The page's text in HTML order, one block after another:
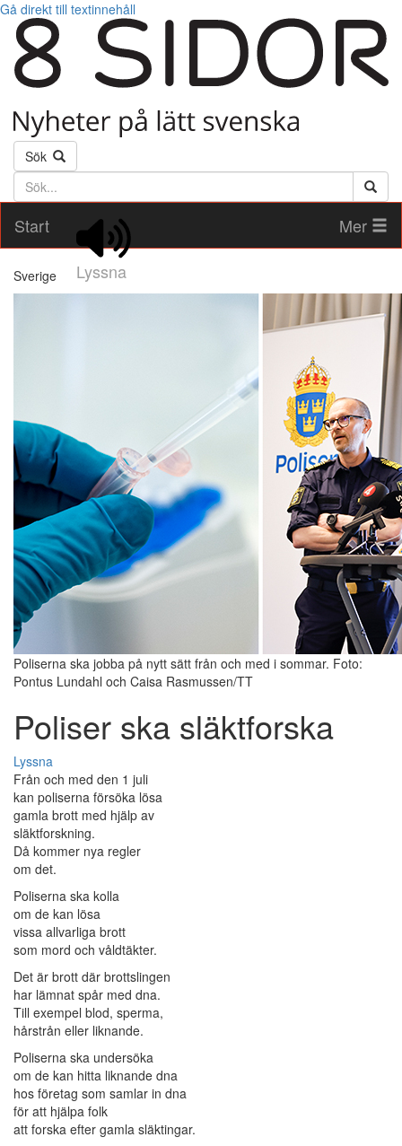
Gå direkt till textinnehåll
Sök
Söktext
Start
Lyssna
Mer
Sverige
Poliserna ska jobba på nytt sätt från och med i sommar. Foto:
Pontus Lundahl och Caisa Rasmussen/TT
Poliser ska släktforska
Lyssna
Från och med den 1 juli
kan poliserna försöka lösa
gamla brott med hjälp av
släktforskning.
Då kommer nya regler
om det.
Poliserna ska kolla
om de kan lösa
vissa allvarliga brott
som mord och våldtäkter.
Det är brott där brottslingen
har lämnat spår med dna.
Till exempel blod, sperma,
hårstrån eller liknande.
Poliserna ska undersöka
om de kan hitta liknande dna
hos företag som samlar in dna
för att hjälpa folk
att forska efter gamla släktingar.